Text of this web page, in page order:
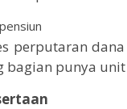
perputaran
bagian punya